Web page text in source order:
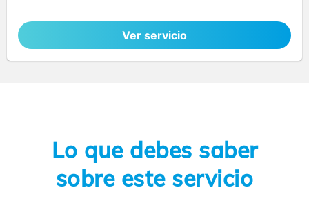
Ver servicio
Lo que debes saber
sobre este servicio